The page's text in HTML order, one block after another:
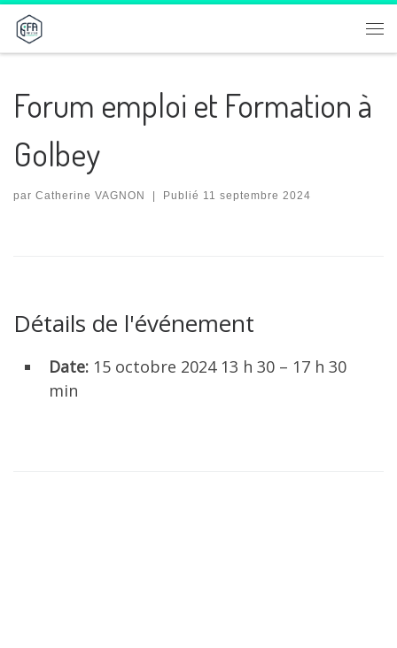
Passer au contenu
Forum emploi et Formation à
Golbey
par Catherine VAGNON Publié 11 septembre 2024
Détails de l'événement
Date: 15 octobre 2024 13 h 30 – 17 h 30
min